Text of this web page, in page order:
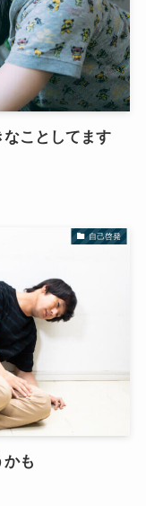
ことしてます
自己啓発
も